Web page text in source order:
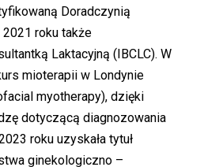
Doradczynią
2021 roku także
Laktacyjną (IBCLC). W
mioterapii w Londynie
myotherapy), dzięki
dotyczącą diagnozowania
roku uzyskała tytuł
ginekologiczno –